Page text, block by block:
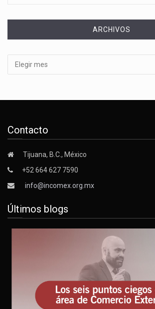
ARCHIVOS
Contacto
Tijuana, B.C., México
+52 664 627 7590
info@incomex.org.mx
Últimos blogs